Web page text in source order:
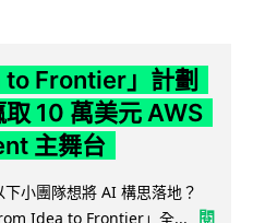
Frontier」計劃
10 萬美元 AWS
主舞台
小團隊想將 AI 構思落地？
Idea to Frontier」全...
閱